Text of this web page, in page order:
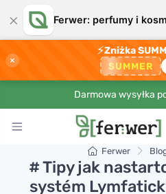
× Ferwer: perfumy i
×
⚡Zniżka
SUMMER
Darmowa wysyłka
Ferwer
# Tipy jak
systém